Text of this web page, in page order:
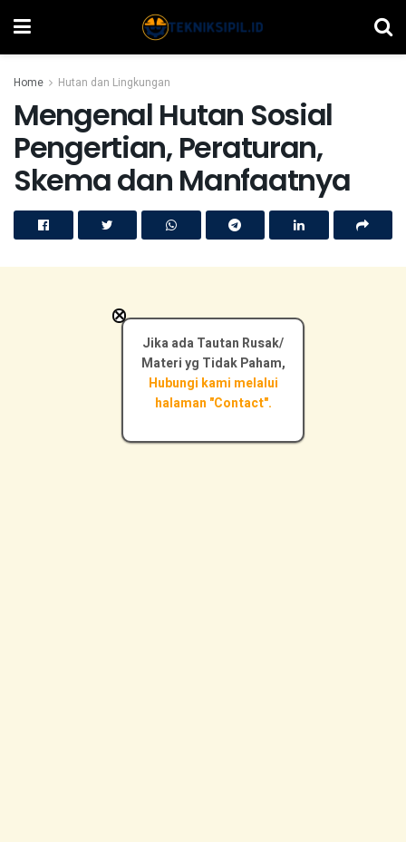
Home Hutan dan Lingkungan
Mengenal Hutan Sosial
Pengertian, Peraturan,
Skema dan Manfaatnya
Jika ada Tautan Rusak/
Materi yg Tidak Paham,
Hubungi kami melalui
halaman "Contact".
×